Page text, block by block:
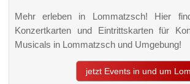
Mehr erleben in Lommatzsch! Hier
Konzertkarten und Eintrittskarten für
Musicals in Lommatzsch und Umgebung!
jetzt Events in und um